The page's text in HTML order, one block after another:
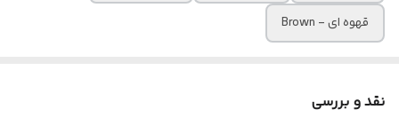
قهوه ای - Brown
نقد و بررسی